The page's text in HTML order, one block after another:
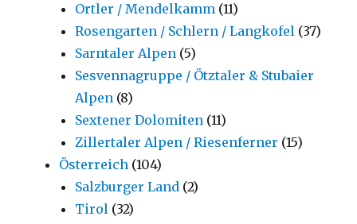
Ortler / Mendelkamm (11)
Rosengarten / Schlern / Langkofel (37)
Sarntaler Alpen (5)
Sesvennagruppe / Ötztaler & Stubaier
Alpen (8)
Sextener Dolomiten (11)
Zillertaler Alpen / Riesenferner (15)
Österreich (104)
Salzburger Land (2)
Tirol (32)